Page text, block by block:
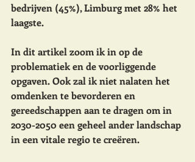
bedrijven (45%), Limburg met 28% het
laagste.
In dit artikel zoom ik in op de
problematiek en de voorliggende
opgaven. Ook zal ik niet nalaten het
omdenken te bevorderen en
gereedschappen aan te dragen om in
2030-2050 een geheel ander landschap
in een vitale regio te creëren.